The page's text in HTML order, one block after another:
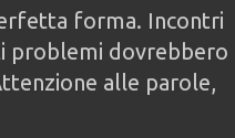
forma. Incontri
problemi dovrebbero
alle parole,